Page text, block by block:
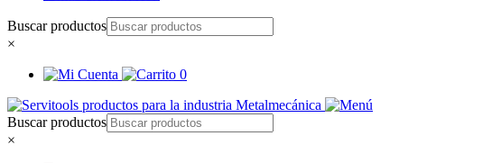
Buscar productos
×
0
Buscar productos
×